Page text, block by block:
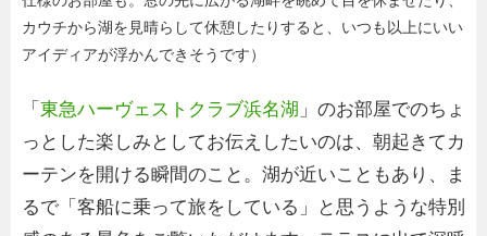
カウチから湖を見晴らして休憩したりすると、いつも以上にいい
アイディアが浮かんできそうです）
「 東急ハーヴェストクラブ浜名湖 」のお部屋でのちょ
っとした楽しみとしてお伝えしたいのは、朝起きてカ
ーテンを開ける瞬間のこと。湖が近いこともあり、ま
るで「客船に乗って旅をしている」と思うような特別